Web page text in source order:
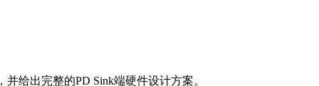
给出完整的PD Sink端硬件设计方案。